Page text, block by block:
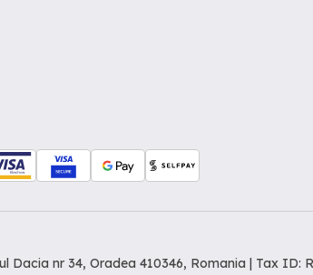
Dacia nr 34, Oradea 410346, Romania | Tax ID: